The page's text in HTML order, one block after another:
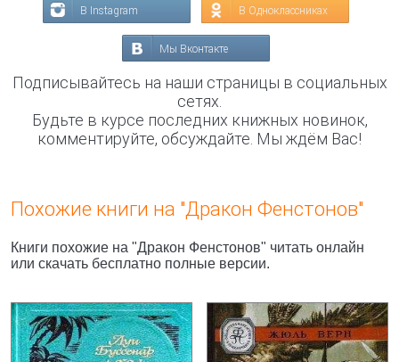
В Instagram В Одноклассниках
Мы Вконтакте
Подписывайтесь на наши страницы в социальных
сетях.
Будьте в курсе последних книжных новинок,
комментируйте, обсуждайте. Мы ждём Вас!
Похожие книги на "Дракон Фенстонов"
Книги похожие на "Дракон Фенстонов" читать онлайн
или скачать бесплатно полные версии.